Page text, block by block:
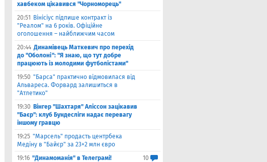
хавбеком цікавився "Чорноморець"
20:51
Вінісіус підпише контракт із
"Реалом" на 6 років. Офіційне
оголошення – найближчим часом
20:44 Динамівець Маткевич про перехід
до "Оболоні": "Я знаю, що тут добре
працюють із молодими футболістами"
19:50 "Барса" практично відмовилася від
Альвареса. Форвард залишиться в
"Атлетико"
19:30 Вінгер "Шахтаря" Аліссон зацікавив
"Баєр": клуб Бундесліги надає перевагу
іншому гравцю
19:25 "Марсель" продасть центрбека
Медіну в "Байєр" за 23+2 млн євро
19:16 "Динамоманія" в Телеграмі!
10